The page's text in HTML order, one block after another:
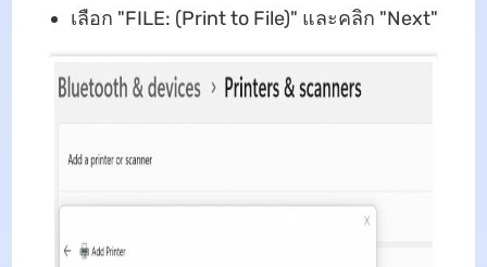
เลือก "FILE: (Print to File)" และคลิก "Next"